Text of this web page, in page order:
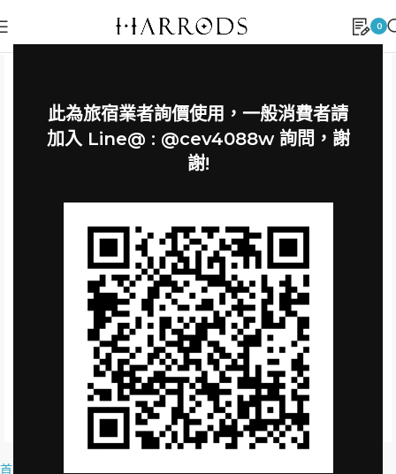
此為旅宿業者詢價使用，一般消費者請
加入 Line@ : @cev4088w 詢問，謝
謝!
0
Click to enlarge
首頁